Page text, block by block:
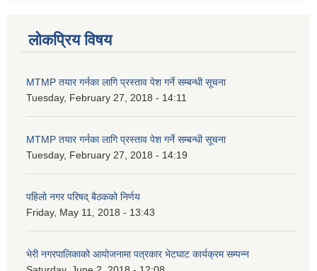
लोकप्रिय विषय
MTMP तयार गर्नका लागि प्रस्ताव पेश गर्ने सम्बन्धी सूचना
Tuesday, February 27, 2018 - 14:11
MTMP तयार गर्नका लागि प्रस्ताव पेश गर्ने सम्बन्धी सूचना
Tuesday, February 27, 2018 - 14:19
पहिलो नगर परिषद् बैठकको निर्णय
Friday, May 11, 2018 - 13:43
भेरी नगरपालिकाको आयोजनामा पत्रकार भेटघाट कार्यक्रम सम्पन्न